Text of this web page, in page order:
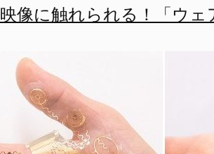
像に触れられる！「ウェ